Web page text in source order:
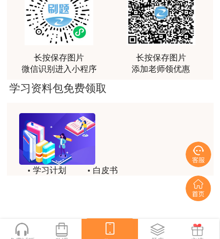
识点很多，尤其是实务简答题秘籍压中将近70%的小
问，让小白学员也能一次过四门，十分给力，值得推
荐[强][强]
感谢教育网的多年支持与培养。
用户m9****66
用户m9****66
老师讲课认真负责，要点突出；我考试通过了。
用户ch****15
达老师的课程讲的非常好
用户s****02
长按保存图片
微信识别进入小程序
长按保存图片
添加老师领优惠
学习资料包免费领取
学习计划
白皮书